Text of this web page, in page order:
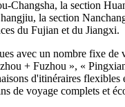
Changsha, la section
la section
du Fujian et du Jiangxi.
avec un nombre fixe
+ Fuzhou », «
d'itinéraires flexibles
de voyage complets et